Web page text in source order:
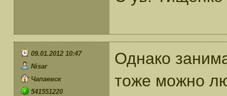
09.01.2012 10:47
Nisar
Чапаевск
541551220
Однако
тоже можно